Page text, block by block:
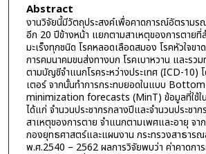
Abstract
งานวิจัยนี้มีวัตถุประสงค์เพื่อคาดการณ์อัตรามรณ
อีก 20 ปีข้างหน้า แยกตามสาเหตุของการตายที่
มะเร็งทุกชนิด โรคหลอดเลือดสมอง โรคหัวใจข
การคมนาคมขนส่งทางบก โรคเบาหวาน และรว
ตามบัญชีจำแนกโรคระหว่างประเทศ (ICD-10)
เตอร์ จากนั้นทำการกระทบยอดในแบบ
minimization forecasts (MinT) ข้อมูลที่ใช้ใ
ได้แก่ จำนวนประชากรกลางปีและจำนวนประชา
สาเหตุของการตาย จำแนกตามเพศและอายุ จ
กองยุทธศาสตร์และแผนงาน กระทรวงสาธาร
พ.ศ.2540 – 2562 ผลการวิจัยพบว่า ค่าคาดก